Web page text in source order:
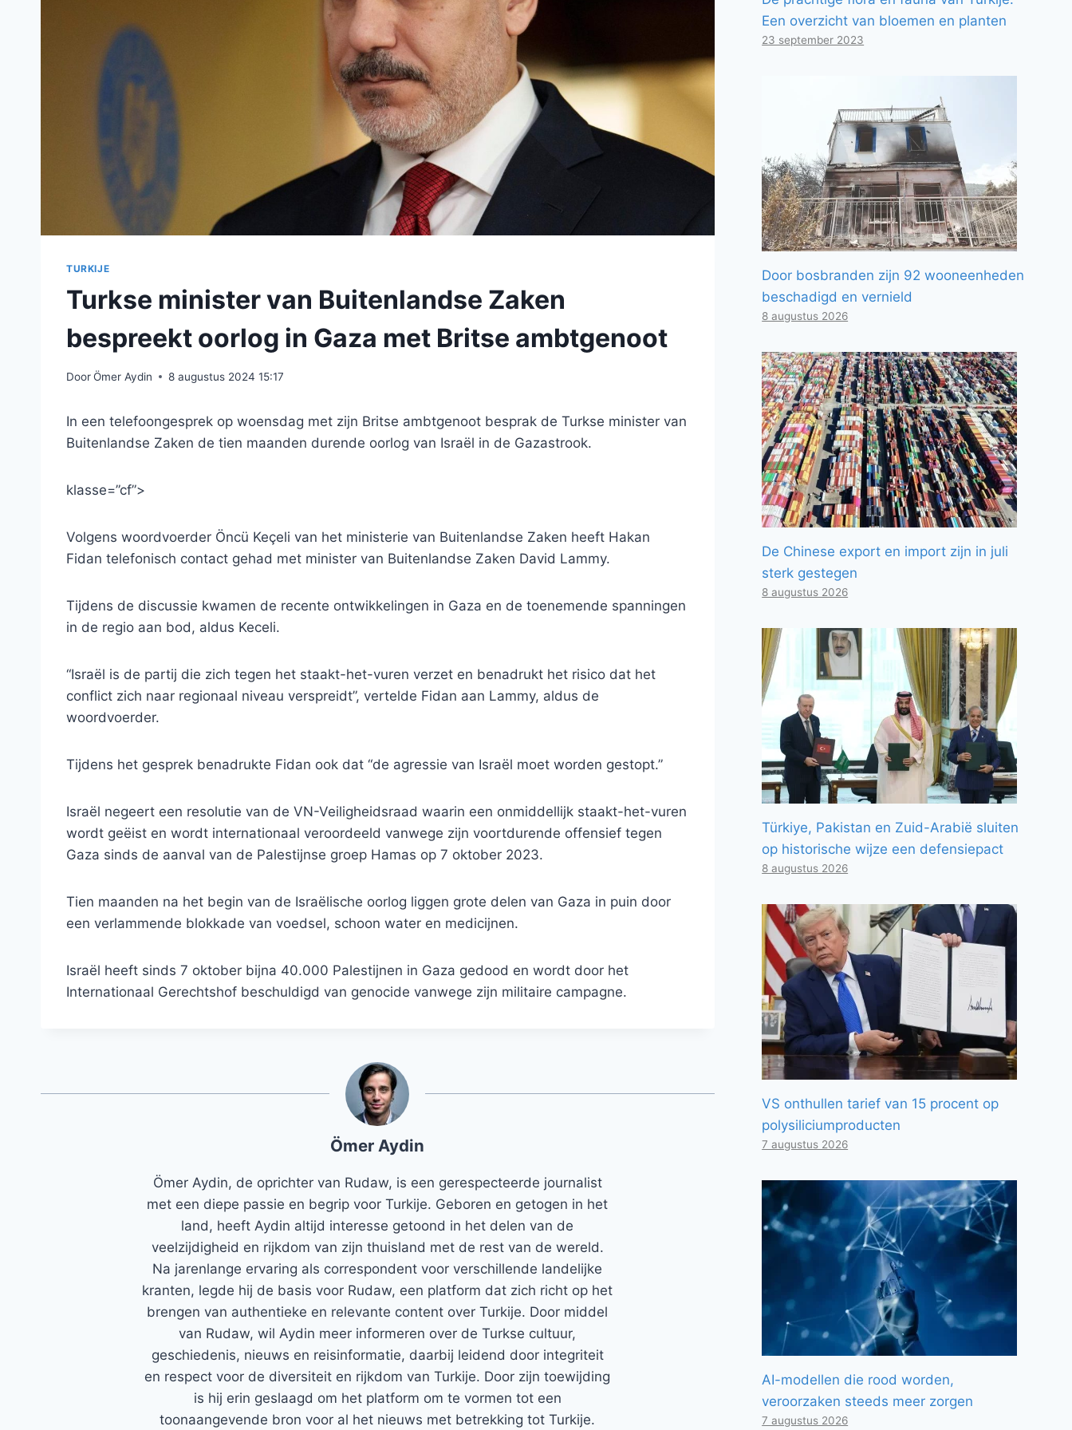
TURKIJE
Turkse minister van Buitenlandse Zaken
bespreekt oorlog in Gaza met Britse ambtgenoot
DoorÖmer Aydin 8 augustus 2024 15:17
In een telefoongesprek op woensdag met zijn Britse ambtgenoot besprak de Turkse minister van
Buitenlandse Zaken de tien maanden durende oorlog van Israël in de Gazastrook.
klasse=”cf”>
Volgens woordvoerder Öncü Keçeli van het ministerie van Buitenlandse Zaken heeft Hakan
Fidan telefonisch contact gehad met minister van Buitenlandse Zaken David Lammy.
Tijdens de discussie kwamen de recente ontwikkelingen in Gaza en de toenemende spanningen
in de regio aan bod, aldus Keceli.
“Israël is de partij die zich tegen het staakt-het-vuren verzet en benadrukt het risico dat het
conflict zich naar regionaal niveau verspreidt”, vertelde Fidan aan Lammy, aldus de
woordvoerder.
Tijdens het gesprek benadrukte Fidan ook dat “de agressie van Israël moet worden gestopt.”
Israël negeert een resolutie van de VN-Veiligheidsraad waarin een onmiddellijk staakt-het-vuren
wordt geëist en wordt internationaal veroordeeld vanwege zijn voortdurende offensief tegen
Gaza sinds de aanval van de Palestijnse groep Hamas op 7 oktober 2023.
Tien maanden na het begin van de Israëlische oorlog liggen grote delen van Gaza in puin door
een verlammende blokkade van voedsel, schoon water en medicijnen.
Israël heeft sinds 7 oktober bijna 40.000 Palestijnen in Gaza gedood en wordt door het
Internationaal Gerechtshof beschuldigd van genocide vanwege zijn militaire campagne.
Ömer Aydin
Ömer Aydin, de oprichter van Rudaw, is een gerespecteerde journalist
met een diepe passie en begrip voor Turkije. Geboren en getogen in het
land, heeft Aydin altijd interesse getoond in het delen van de
veelzijdigheid en rijkdom van zijn thuisland met de rest van de wereld.
Na jarenlange ervaring als correspondent voor verschillende landelijke
kranten, legde hij de basis voor Rudaw, een platform dat zich richt op het
brengen van authentieke en relevante content over Turkije. Door middel
van Rudaw, wil Aydin meer informeren over de Turkse cultuur,
geschiedenis, nieuws en reisinformatie, daarbij leidend door integriteit
en respect voor de diversiteit en rijkdom van Turkije. Door zijn toewijding
is hij erin geslaagd om het platform om te vormen tot een
toonaangevende bron voor al het nieuws met betrekking tot Turkije.
Een overzicht van bloemen en planten
23 september 2023
Door bosbranden zijn 92 wooneenheden
beschadigd en vernield
8 augustus 2026
De Chinese export en import zijn in juli
sterk gestegen
8 augustus 2026
Türkiye, Pakistan en Zuid-Arabië sluiten
op historische wijze een defensiepact
8 augustus 2026
VS onthullen tarief van 15 procent op
polysiliciumproducten
7 augustus 2026
AI-modellen die rood worden,
veroorzaken steeds meer zorgen
7 augustus 2026